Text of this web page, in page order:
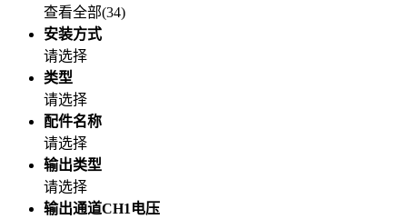
查看全部(34)
安装方式
请选择
类型
请选择
配件名称
请选择
输出类型
请选择
输出通道CH1电压